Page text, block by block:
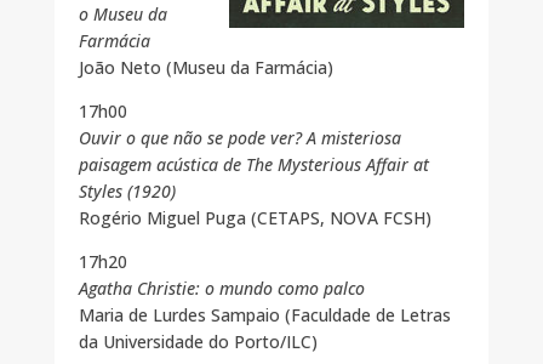
o Museu da
Farmácia
João Neto (Museu da Farmácia)
17h00
Ouvir o que não se pode ver? A misteriosa
paisagem acústica de The Mysterious Affair at
Styles (1920)
Rogério Miguel Puga (CETAPS, NOVA FCSH)
17h20
Agatha Christie: o mundo como palco
Maria de Lurdes Sampaio (Faculdade de Letras
da Universidade do Porto/ILC)